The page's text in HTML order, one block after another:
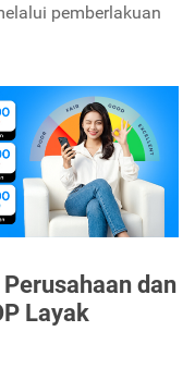
pemberlakuan
dan
Layak